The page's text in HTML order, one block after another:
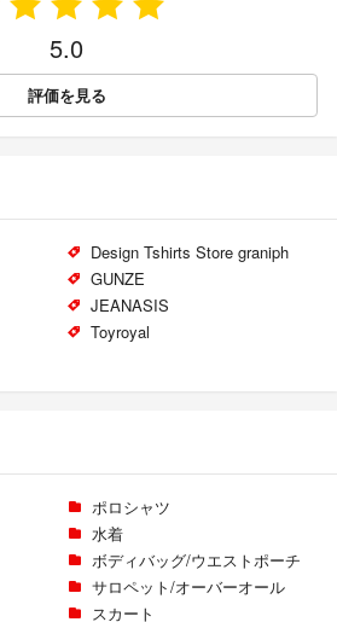
5.0
評価を見る
Design Tshirts Store graniph
GUNZE
JEANASIS
Toyroyal
ポロシャツ
水着
ボディバッグ/ウエストポーチ
サロペット/オーバーオール
スカート